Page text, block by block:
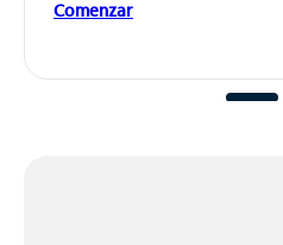
Comenzar